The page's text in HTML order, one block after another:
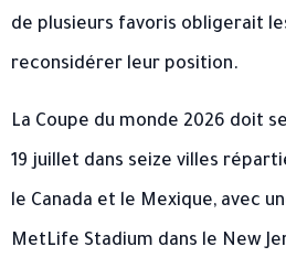
de plusieurs favoris obligerait
reconsidérer leur position.
La Coupe du monde 2026 doit
19 juillet dans seize villes
le Canada et le Mexique, avec
MetLife Stadium dans le New